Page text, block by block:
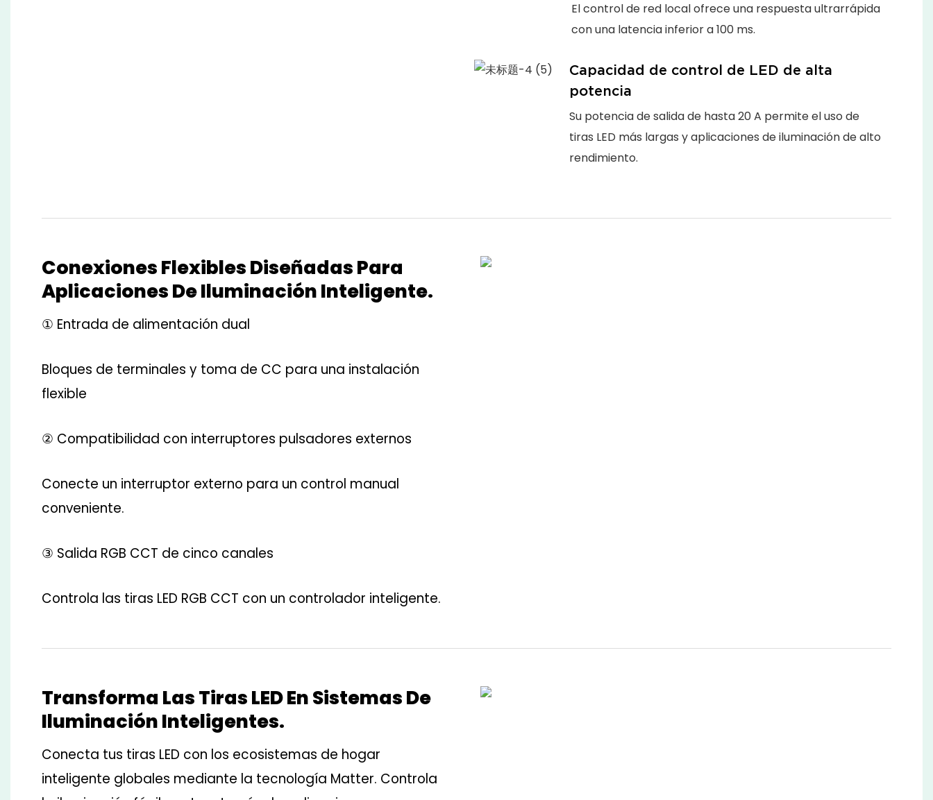
El control de red local ofrece una respuesta ultrarrápida
con una latencia inferior a 100 ms.
Capacidad de control de LED de alta
potencia
Su potencia de salida de hasta 20 A permite el uso de
tiras LED más largas y aplicaciones de iluminación de alto
rendimiento.
Conexiones Flexibles Diseñadas Para
Aplicaciones De Iluminación Inteligente.
① Entrada de alimentación dual
Bloques de terminales y toma de CC para una instalación
flexible
② Compatibilidad con interruptores pulsadores externos
Conecte un interruptor externo para un control manual
conveniente.
③ Salida RGB CCT de cinco canales
Controla las tiras LED RGB CCT con un controlador inteligente.
Transforma Las Tiras LED En Sistemas De
Iluminación Inteligentes.
Conecta tus tiras LED con los ecosistemas de hogar
inteligente globales mediante la tecnología Matter. Controla